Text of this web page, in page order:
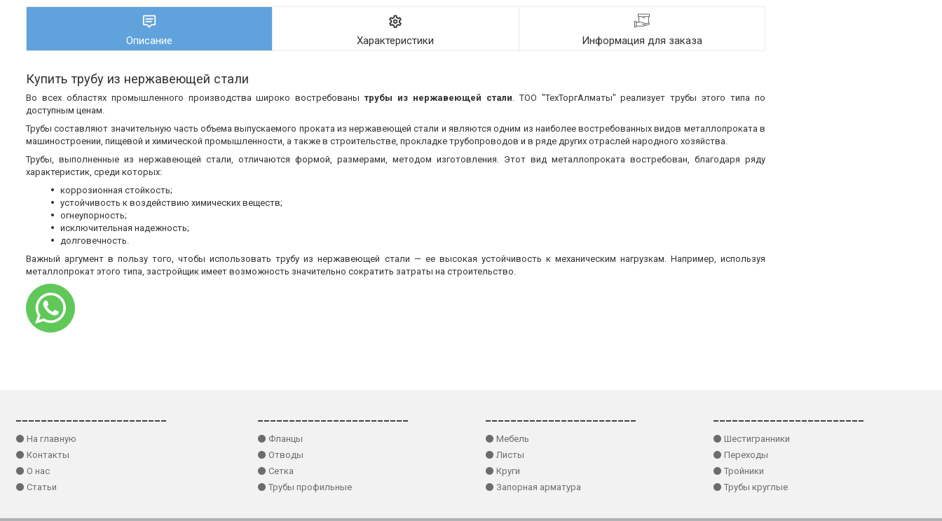
Описание Характеристики Информация для заказа
Купить трубу из нержавеющей стали
Во всех областях промышленного производства широко востребованытрубы из нержавеющей стали. ТОО "ТехТоргАлматы" реализует трубы этого типа по
доступным ценам.
Трубы составляют значительную часть объема выпускаемого проката из нержавеющей стали и являются одним из наиболее востребованных видов металлопроката в
машиностроении, пищевой и химической промышленности, а также в строительстве, прокладке трубопроводов и в ряде других отраслей народного хозяйства.
Трубы, выполненные из нержавеющей стали, отличаются формой, размерами, методом изготовления. Этот вид металлопроката востребован, благодаря ряду
характеристик, среди которых:
коррозионная стойкость;
устойчивость к воздействию химических веществ;
огнеупорность;
исключительная надежность;
долговечность.
Важный аргумент в пользу того, чтобы использовать трубу из нержавеющей стали — ее высокая устойчивость к механическим нагрузкам. Например, используя
металлопрокат этого типа, застройщик имеет возможность значительно сократить затраты на строительство.
⚫ На главную
⚫ Контакты
⚫ О нас
⚫ Статьи
⚫ Фланцы
⚫ Отводы
⚫ Сетка
⚫ Трубы профильные
⚫ Мебель
⚫ Листы
⚫ Круги
⚫ Запорная арматура
⚫ Шестигранники
⚫ Переходы
⚫ Тройники
⚫ Трубы круглые